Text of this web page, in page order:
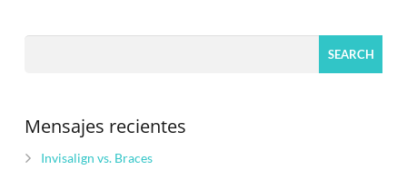
Mensajes recientes
Invisalign vs. Braces